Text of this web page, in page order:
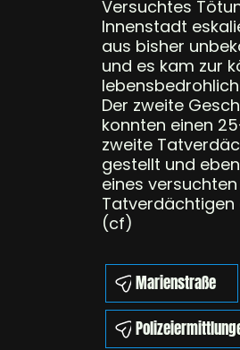
Versuchtes
Innenstadt
aus bisher
und es kam zur
Der zweite
konnten einen
zweite
gestellt und
eines
Tatverdächtigen
(cf)
Marienstraße